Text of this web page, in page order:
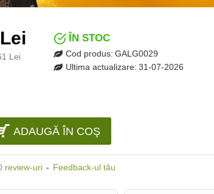
review-uri - Feedback-ul tău
Lei
ÎN STOC
Cod produs: GALG0029
Ultima actualizare: 31-07-2026
ADAUGĂ ÎN COŞ